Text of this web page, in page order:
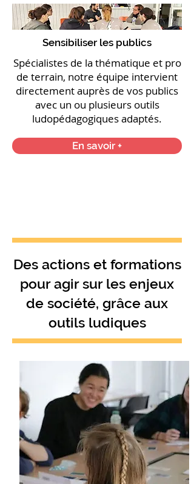
Sensibiliser les publics
Spécialistes de la thématique et pro
de terrain, notre équipe intervient
directement auprès de vos publics
avec un ou plusieurs outils
ludopédagogiques adaptés.
En savoir +
Des actions et formations
pour agir sur les enjeux
de société, grâce aux
outils ludiques